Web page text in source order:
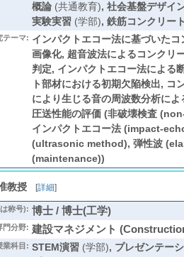
概論(共通教育), 社会基盤デザイ
実験実習(学部), 鉄筋コンクリー
テーマ: インパクトエコー法に基づいた
画像化, 超音波法によるコンクリ
判定, インパクトエコー法による
ト部材における初期欠陥検出, コ
により生じる音の周波数分析に
圧送性能の評価 (非破壊検査
インパクトエコー法 (impact-
(ultrasonic method), 弾性波
(maintenance))
教授 [詳細]
称号): 博士 / 博士(工学)
門分野: 建設マネジメント
業科目: STEM演習(学部), プレゼンテー